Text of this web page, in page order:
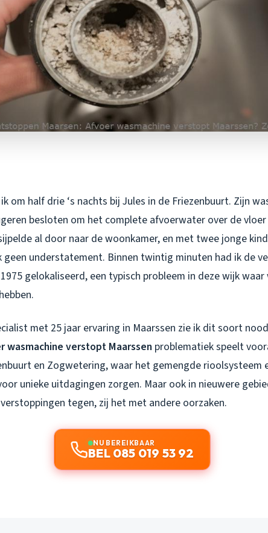
om half drie ‘s nachts bij Jules in de Friezenbuurt. Zijn
besloten om het complete afvoerwater over de vloer
al door naar de woonkamer, en met twee jonge
geen understatement. Binnen twintig minuten had ik de
gelokaliseerd, een typisch probleem in deze wijk waar
met 25 jaar ervaring in Maarssen zie ik dit soort
wasmachine verstopt Maarssen problematiek speelt
en Zogwetering, waar het gemengde rioolsysteem
unieke uitdagingen zorgen. Maar ook in nieuwere
tegen, zij het met andere oorzaken.
NU BEREIKBAAR
BEL 085 019 53 92